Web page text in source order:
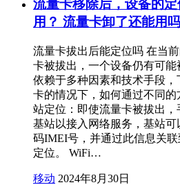
流量卡移除后，设备的
用？ 流量卡卸了还能用吗
流量卡拔出后能定位吗 在当
卡被拔出，一个设备仍有可
依赖于多种因素和技术手段
卡的情况下，如何通过不同
站定位：即使流量卡被拔出
基站以接入网络服务，基站可
码IMEI号，并通过此信息关
定位。 WiFi…
移动 2024年8月30日